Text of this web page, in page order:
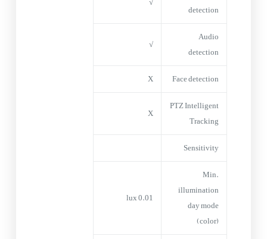
detection
Audio
detection
√
Face detection
X
PTZ Intelligent
Tracking
X
Sensitivity
Min.
illumination
day mode
(color)
0.01 lux